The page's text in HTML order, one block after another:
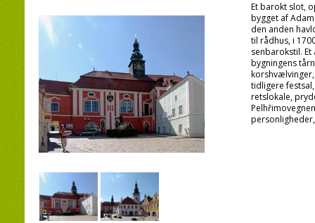
Et barokt slot,
bygget af
den anden
til rådhus, i
senbarokstil.
bygningens
tidligere
retslokale,